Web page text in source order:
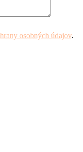
osobných údajov.